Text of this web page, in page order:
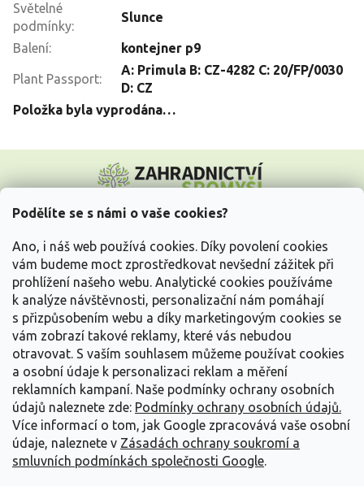
Podělíte se s námi o vaše cookies?
Ano, i náš web používá cookies. Díky povolení cookies
vám budeme moct zprostředkovat nevšední zážitek při
prohlížení našeho webu. Analytické cookies používáme
k analýze návštěvnosti, personalizační nám pomáhají
s přizpůsobením webu a díky marketingovým cookies se
vám zobrazí takové reklamy, které vás nebudou
otravovat. S vaším souhlasem můžeme používat cookies
a osobní údaje k personalizaci reklam a měření
reklamních kampaní. Naše podmínky ochrany osobních
údajů naleznete zde: Podmínky ochrany osobních údajů.
Více informací o tom, jak Google zpracovává vaše osobní
údaje, naleznete v Zásadách ochrany soukromí a
smluvních podmínkách společnosti Google.
Světelné
podmínky:
Slunce
Balení: kontejner p9
Plant Passport:
A: Primula B: CZ-4282 C: 20/FP/0030
D: CZ
Položka byla vyprodána…
p
Vše o nákupu
Informace pro Vás
Kontakujte nás